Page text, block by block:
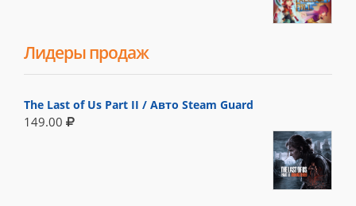
Лидеры продаж
The Last of Us Part II / Авто Steam Guard
149.00